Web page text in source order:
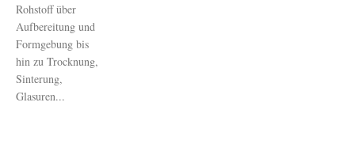
Rohstoff über
Aufbereitung und
Formgebung bis
hin zu Trocknung,
Sinterung,
Glasuren...